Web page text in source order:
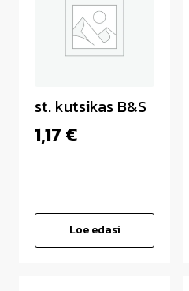
st. kutsikas B&S
1,17€
Loe edasi